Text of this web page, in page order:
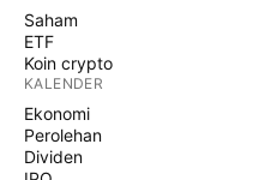
Saham
ETF
Koin crypto
KALENDER
Ekonomi
Perolehan
Dividen